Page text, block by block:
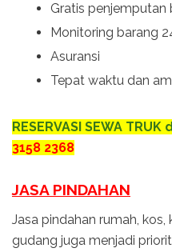
Gratis penjemputan
Monitoring barang
Asuransi
Tepat waktu dan
RESERVASI SEWA TRUK
3158 2368
JASA PINDAHAN
Jasa pindahan rumah,
gudang juga menjadi